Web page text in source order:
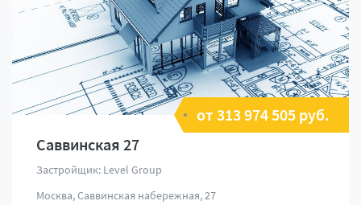
от 313 974 505 руб.
Саввинская 27
Застройщик: Level Group
Москва, Саввинская набережная, 27